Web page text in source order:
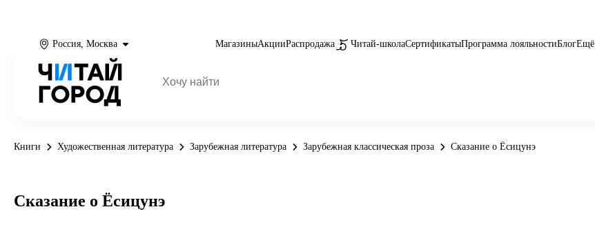
Россия, Москва МагазиныАкцииРаспродажа Читай-школаСертификатыПрограмма лояльностиБлогЕщё
Книги Художественная литература Зарубежная литература Зарубежная классическая проза Сказание о Ёсицунэ
Сказание о Ёсицунэ